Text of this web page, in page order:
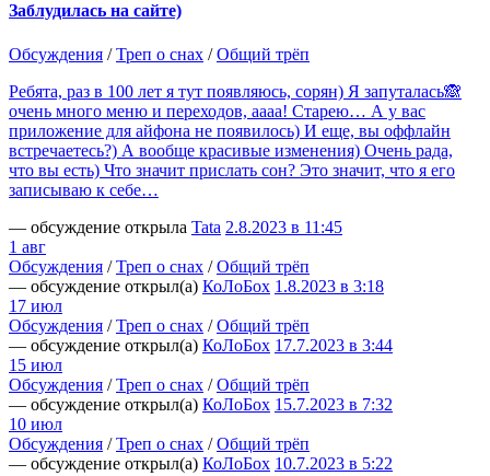
Заблудилась на сайте)
Обсуждения /Треп о снах /Общий трёп
Ребята, раз в 100 лет я тут появляюсь, сорян) Я запуталась🙈
очень много меню и переходов, аааа! Старею… А у вас
приложение для айфона не появилось) И еще, вы оффлайн
встречаетесь?) А вообще красивые изменения) Очень рада,
что вы есть) Что значит прислать сон? Это значит, что я его
записываю к себе…
— обсуждение открыла Tata 2.8.2023 в 11:45
1 авг
Обсуждения /Треп о снах /Общий трёп
— обсуждение открыл(а) КоЛоБох 1.8.2023 в 3:18
17 июл
Обсуждения /Треп о снах /Общий трёп
— обсуждение открыл(а) КоЛоБох 17.7.2023 в 3:44
15 июл
Обсуждения /Треп о снах /Общий трёп
— обсуждение открыл(а) КоЛоБох 15.7.2023 в 7:32
10 июл
Обсуждения /Треп о снах /Общий трёп
— обсуждение открыл(а) КоЛоБох 10.7.2023 в 5:22